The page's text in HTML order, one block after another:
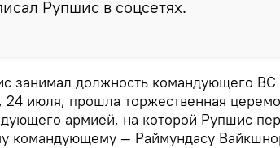
Рупшис в соцсетях.
занимал должность командующего ВС
24 июля, прошла торжественная
армией, на которой Рупшис
командующему — Раймундасу